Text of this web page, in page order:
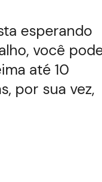
esperando
você
até 10
por sua vez,